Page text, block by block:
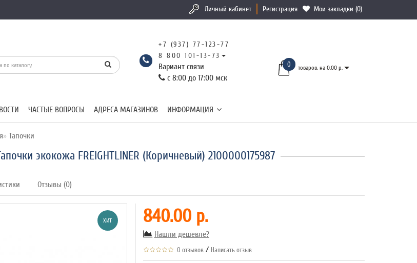
Личный кабинет Регистрация Мои закладки (0)
+7 (937) 77-123-77
8 800 101-13-73
Вариант связи
с 8:00 до 17:00 мск
0 товаров, на 0.00 р.
ЧАСТЫЕ ВОПРОСЫ АДРЕСА МАГАЗИНОВ ИНФОРМАЦИЯ
Тапочки
экокожа FREIGHTLINER (Коричневый) 2100000175987
Отзывы (0)
ХИТ 840.00 р.
Нашли дешевле?
0 отзывов / Написать отзыв